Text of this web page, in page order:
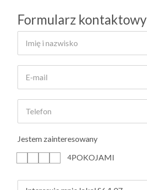
Formularz kontaktowy
Jestem zainteresowany
4POKOJAMI